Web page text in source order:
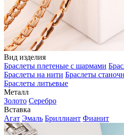
Вид изделия
Браслеты плетеные с шармами
Браслеты на нити Браслеты
Браслеты литьевые
Металл
Золото Серебро
Вставка
Агат Эмаль Бриллиант Фианит